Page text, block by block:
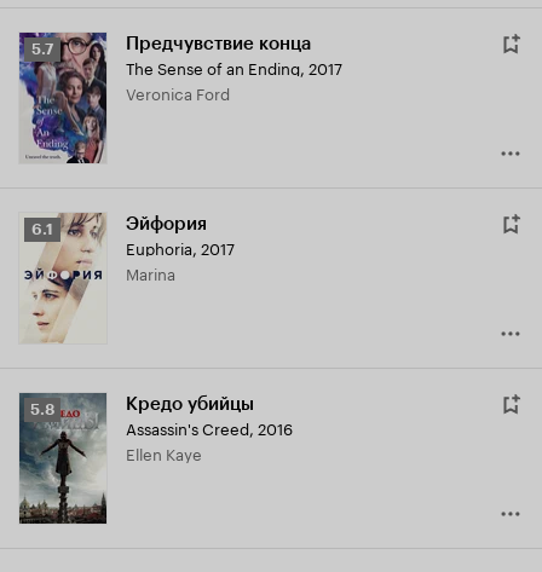
Рейтинг
Кинопоиска
5.7
5.7 Предчувствие конца
The Sense of an Ending, 2017
Veronica Ford
Рейтинг
Кинопоиска
6.1
6.1 Эйфория
Euphoria, 2017
Marina
Рейтинг
Кинопоиска
5.8
5.8 Кредо убийцы
Assassin's Creed, 2016
Ellen Kaye